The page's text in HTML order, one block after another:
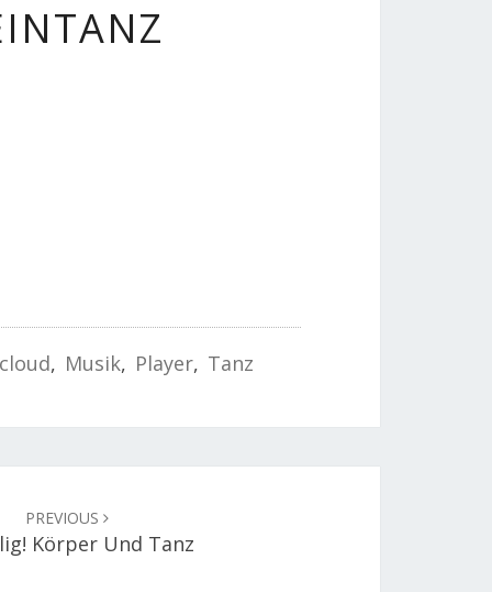
, Musik, Player, Tanz
PREVIOUS
Körper Und Tanz